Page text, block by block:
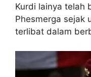
Kurdi lainya telah
Phesmerga sejak
terlibat dalam